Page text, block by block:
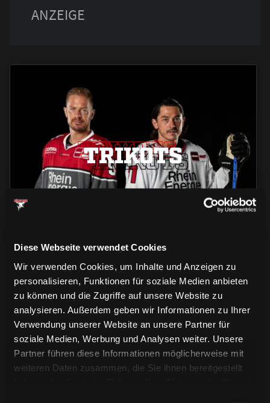
Diese Webseite verwendet Cookies
Wir verwenden Cookies, um Inhalte und Anzeigen zu
personalisieren, Funktionen für soziale Medien anbieten
zu können und die Zugriffe auf unsere Website zu
analysieren. Außerdem geben wir Informationen zu Ihrer
Verwendung unserer Website an unsere Partner für
soziale Medien, Werbung und Analysen weiter. Unsere
Partner führen diese Informationen möglicherweise mit
weiteren Daten zusammen, die Sie ihnen bereitgestellt
TRIKOTS
TRIKOTS
TRIKOTS
CAPS & CO
CAPS & CO
CAPS & CO